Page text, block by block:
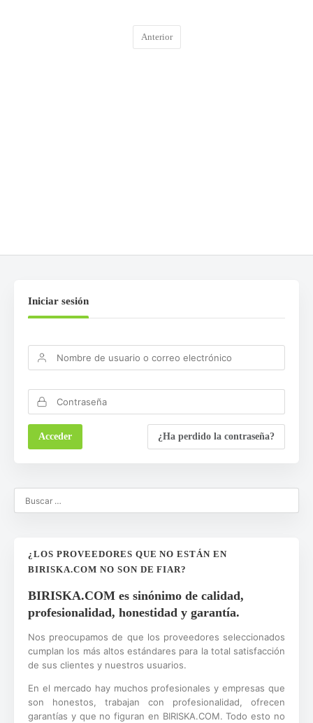
Anterior
Iniciar sesión
¿Ha perdido la contraseña?
¿LOS PROVEEDORES QUE NO ESTÁN EN
BIRISKA.COM NO SON DE FIAR?
BIRISKA.COM es sinónimo de calidad,
profesionalidad, honestidad y garantía.
Nos preocupamos de que los proveedores seleccionados
cumplan los más altos estándares para la total satisfacción
de sus clientes y nuestros usuarios.
En el mercado hay muchos profesionales y empresas que
son honestos, trabajan con profesionalidad, ofrecen
garantías y que no figuran en BIRISKA.COM. Todo esto no